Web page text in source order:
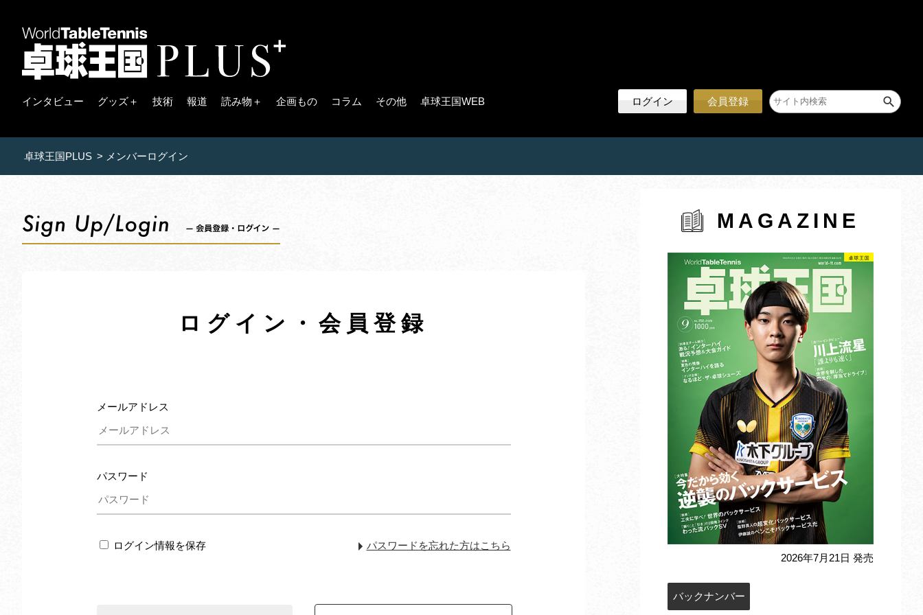
インタビュー グッズ＋ 技術 報道 読み物＋ 企画もの コラム その他 卓球王国WEB ログイン 会員登録
卓球王国PLUS > メンバーログイン
ログイン・会員登録
メールアドレス
パスワード
ログイン情報を保存 パスワードを忘れた方はこちら
MAGAZINE
2026年7月21日 発売
バックナンバー